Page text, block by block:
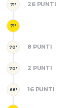
71' 26 PUNTI
71'
70' 8 PUNTI
70' 2 PUNTI
68' 16 PUNTI